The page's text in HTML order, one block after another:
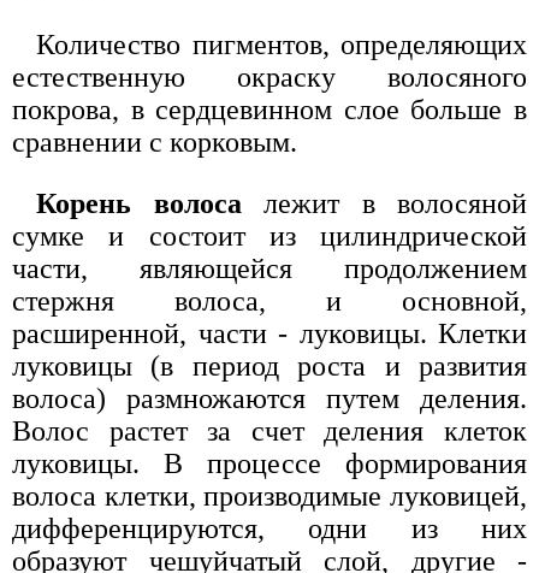
Количество пигментов, определяющих
естественную окраску волосяного
покрова, в сердцевинном слое больше в
сравнении с корковым.
Корень волоса лежит в волосяной
сумке и состоит из цилиндрической
части, являющейся продолжением
стержня волоса, и основной,
расширенной, части - луковицы. Клетки
луковицы (в период роста и развития
волоса) размножаются путем деления.
Волос растет за счет деления клеток
луковицы. В процессе формирования
волоса клетки, производимые луковицей,
дифференцируются, одни из них
образуют чешуйчатый слой, другие -